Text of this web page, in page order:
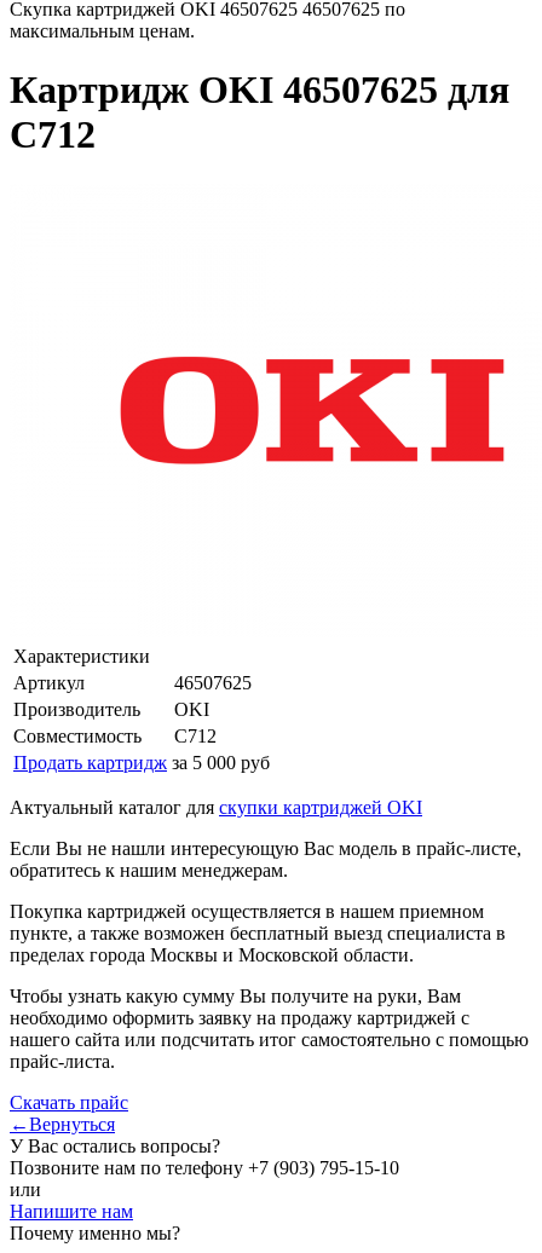
Скупка картриджей OKI 46507625 46507625 по
максимальным ценам.
Картридж OKI 46507625 для
C712
Характеристики
Артикул
46507625
Производитель
OKI
Совместимость
C712
Продать картридж за 5 000 руб
Актуальный каталог для скупки картриджей OKI
Если Вы не нашли интересующую Вас модель в прайс-листе,
обратитесь к нашим менеджерам.
Покупка картриджей осуществляется в нашем приемном
пункте, а также возможен бесплатный выезд специалиста в
пределах города Москвы и Московской области.
Чтобы узнать какую сумму Вы получите на руки, Вам
необходимо оформить заявку на продажу картриджей с
нашего сайта или подсчитать итог самостоятельно с помощью
прайс-листа.
Скачать прайс
←Вернуться
У Вас остались вопросы?
Позвоните нам по телефону +7 (903) 795-15-10
или
Напишите нам
Почему именно мы?